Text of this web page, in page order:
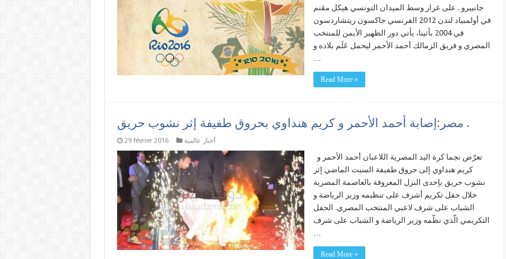
جانييرو . على غرار وسط الميدان التونسي هيكل مڨنم
في أولمبياد لندن 2012 الفرنسي جاكسون ريتشاردسون
في 2004 بأثينا، يأتي دور الظهير الأيمن للمنتخب
المصري و فريق الزمالك أحمد الأحمر ليحمل عَلَم بلاده و
…
Read More »
مصر:إصابة أحمد الأحمر و كريم هنداوي بحروق طفيفة إثر نشوب حريق .
29 février 2016 أخبار عالمية
كريم هنداوي إلى حروق طفيفة السبت الماضي إثر
نشوب حريق بإحدى النزل المعروفة بالعاصمة المصرية
خلال حفل تكريم أشرف على تنظيمه وزير الرياضة و
الشباب على شرف لاعبي المنتخب المصري. الحفل
التكريمي الّذي نظّمه وزير الرياضة و الشباب على شرف
…
Read More »